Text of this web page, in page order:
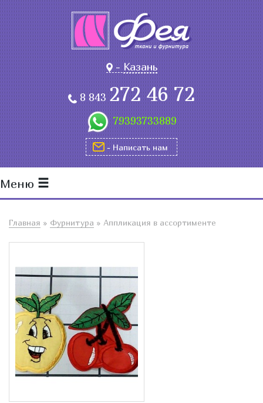
-Казань
8 843272 46 72
79393733889
- Написать нам
Меню
Главная » Фурнитура » Аппликация в ассортименте